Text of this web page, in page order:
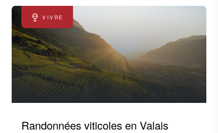
VIVRE
Randonnées viticoles en Valais